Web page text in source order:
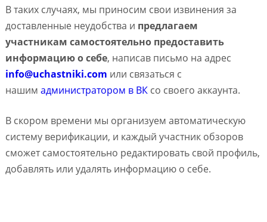
В таких случаях, мы приносим свои извинения за
доставленные неудобства и предлагаем
участникам самостоятельно предоставить
информацию о себе, написав письмо на адрес
info@uchastniki.com или связаться с
нашим администратором в ВКсо своего аккаунта.
В скором времени мы организуем автоматическую
систему верификации, и каждый участник обзоров
сможет самостоятельно редактировать свой профиль,
добавлять или удалять информацию о себе.